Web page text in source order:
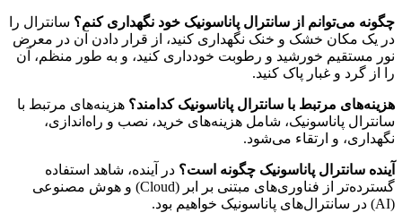
چگونه می‌توانم از سانترال پاناسونیک خود نگهداری کنم؟ سانترال را
در یک مکان خشک و خنک نگهداری کنید، از قرار دادن آن در معرض
نور مستقیم خورشید و رطوبت خودداری کنید، و به طور منظم، آن
را از گرد و غبار پاک کنید.
هزینه‌های مرتبط با سانترال پاناسونیک کدامند؟ هزینه‌های مرتبط با
سانترال پاناسونیک، شامل هزینه‌های خرید، نصب و راه‌اندازی،
نگهداری، و ارتقاء می‌شود.
آینده سانترال پاناسونیک چگونه است؟ در آینده، شاهد استفاده
گسترده‌تر از فناوری‌های مبتنی بر ابر (Cloud) و هوش مصنوعی
(AI) در سانترال‌های پاناسونیک خواهیم بود.